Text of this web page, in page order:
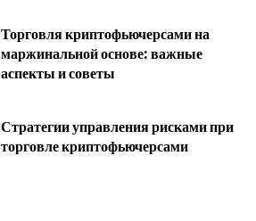
Торговля криптофьючерсами на
маржинальной основе: важные
аспекты и советы
Стратегии управления рисками при
торговле криптофьючерсами